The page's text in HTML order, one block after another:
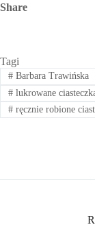
Share
Tagi
#Barbara Trawińska
#lukrowane
#ręcznie robione